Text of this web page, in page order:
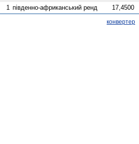
1 південно-африканський ренд 17,4500
конвертер